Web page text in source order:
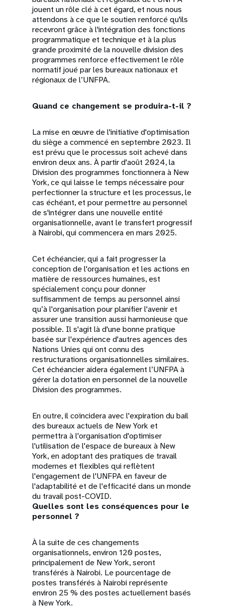
jouent un rôle clé à cet égard, et nous nous
attendons à ce que le soutien renforcé qu'ils
recevront grâce à l'intégration des fonctions
programmatique et technique et à la plus
grande proximité de la nouvelle division des
programmes renforce effectivement le rôle
normatif joué par les bureaux nationaux et
régionaux de l’UNFPA.
Quand ce changement se produira-t-il ?
La mise en œuvre de l'initiative d'optimisation
du siège a commencé en septembre 2023. Il
est prévu que le processus soit achevé dans
environ deux ans. À partir d'août 2024, la
Division des programmes fonctionnera à New
York, ce qui laisse le temps nécessaire pour
perfectionner la structure et les processus, le
cas échéant, et pour permettre au personnel
de s'intégrer dans une nouvelle entité
organisationnelle, avant le transfert progressif
à Nairobi, qui commencera en mars 2025.
Cet échéancier, qui a fait progresser la
conception de l'organisation et les actions en
matière de ressources humaines, est
spécialement conçu pour donner
suffisamment de temps au personnel ainsi
qu’à l'organisation pour planifier l'avenir et
assurer une transition aussi harmonieuse que
possible. Il s'agit là d'une bonne pratique
basée sur l'expérience d'autres agences des
Nations Unies qui ont connu des
restructurations organisationnelles similaires.
Cet échéancier aidera également l’UNFPA à
gérer la dotation en personnel de la nouvelle
Division des programmes.
En outre, il coïncidera avec l'expiration du bail
des bureaux actuels de New York et
permettra à l'organisation d'optimiser
l'utilisation de l'espace de bureaux à New
York, en adoptant des pratiques de travail
modernes et flexibles qui reflètent
l'engagement de l'UNFPA en faveur de
l'adaptabilité et de l'efficacité dans un monde
du travail post-COVID.
Quelles sont les conséquences pour le
personnel ?
À la suite de ces changements
organisationnels, environ 120 postes,
principalement de New York, seront
transférés à Nairobi. Le pourcentage de
postes transférés à Nairobi représente
environ 25 % des postes actuellement basés
à New York.